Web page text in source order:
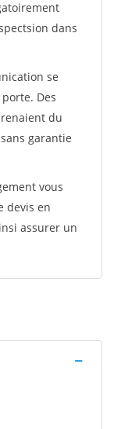
dans
se
Des
du
garantie
vous
devis en
assurer un